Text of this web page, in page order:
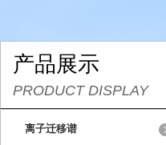
产品展示
PRODUCT DISPLAY
离子迁移谱